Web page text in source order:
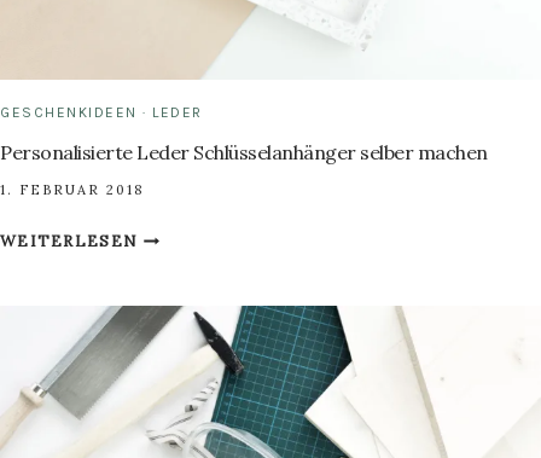
GESCHENKIDEEN · LEDER
Personalisierte Leder Schlüsselanhänger selber machen
1. FEBRUAR 2018
WEITERLESENPERSONALISIERTE
SELBER
MACHEN